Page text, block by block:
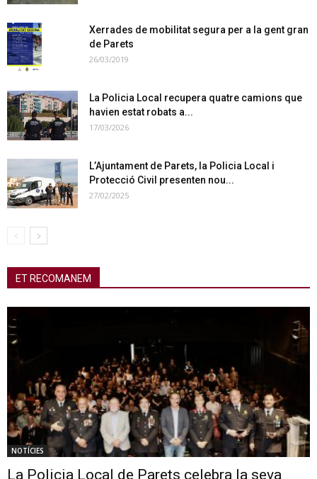
Xerrades de mobilitat segura per a la gent gran
de Parets
26/03/2019
La Policia Local recupera quatre camions que
havien estat robats a...
17/03/2026
L’Ajuntament de Parets, la Policia Local i
Protecció Civil presenten nou...
27/02/2025
ET RECOMANEM
NOTÍCIES
La Policia Local de Parets celebra la seva